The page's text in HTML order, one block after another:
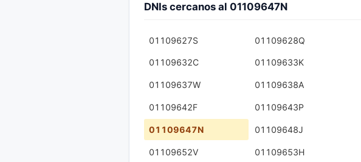
DNIs cercanos al 01109647N
01109627S 01109628Q
01109632C 01109633K
01109637W 01109638A
01109642F 01109643P
01109647N 01109648J
01109652V 01109653H